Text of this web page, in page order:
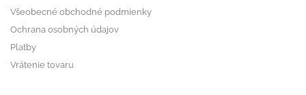
Všeobecné obchodné podmienky
Ochrana osobných údajov
Platby
Vrátenie tovaru